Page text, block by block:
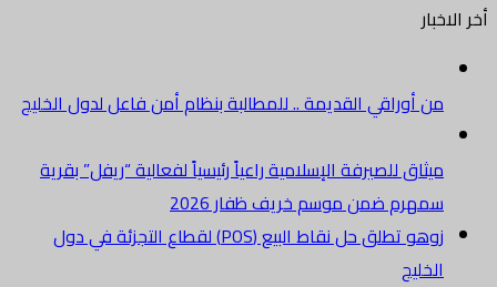
أخر الاخبار
من أوراقي القديمة .. للمطالبة بنظام أمن فاعل لدول الخليج
ميثاق للصيرفة الإسلامية راعياً رئيسياً لفعالية “ريفل” بقرية
سمهرم ضمن موسم خريف ظفار 2026
زوهو تطلق حل نقاط البيع (POS) لقطاع التجزئة في دول
الخليج